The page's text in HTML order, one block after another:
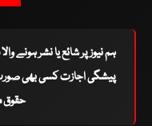
ہم نیوز پر شائع یا نشر ہونے
پیشگی اجازت کسی بھی صورت
حقوق